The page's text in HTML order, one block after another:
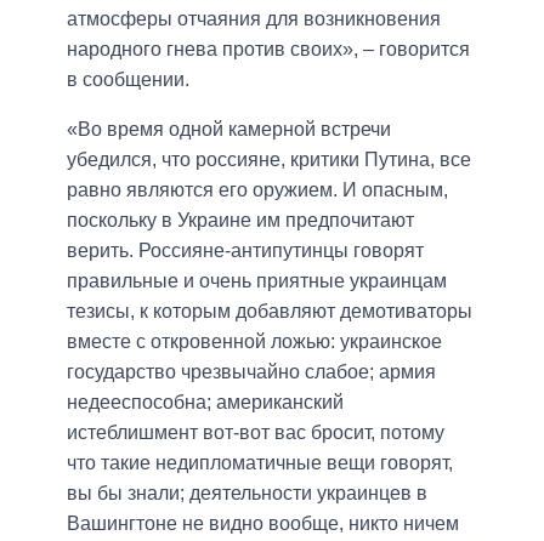
атмосферы отчаяния для возникновения
народного гнева против своих», – говорится
в сообщении.
«Во время одной камерной встречи
убедился, что россияне, критики Путина, все
равно являются его оружием. И опасным,
поскольку в Украине им предпочитают
верить. Россияне-антипутинцы говорят
правильные и очень приятные украинцам
тезисы, к которым добавляют демотиваторы
вместе с откровенной ложью: украинское
государство чрезвычайно слабое; армия
недееспособна; американский
истеблишмент вот-вот вас бросит, потому
что такие недипломатичные вещи говорят,
вы бы знали; деятельности украинцев в ​​
Вашингтоне не видно вообще, никто ничем